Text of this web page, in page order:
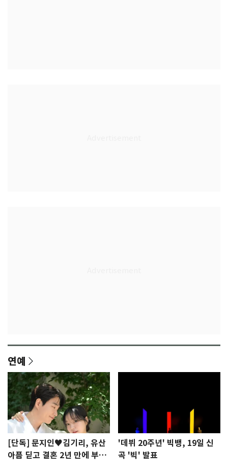
연예
[단독] 문지인♥김기리, 유산
아픔 딛고 결혼 2년 만에 부모
'데뷔 20주년' 빅뱅, 19일 신
곡 '빅' 발표